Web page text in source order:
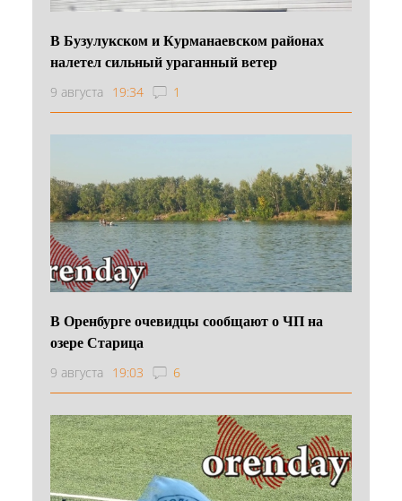
В Бузулукском и Курманаевском районах
налетел сильный ураганный ветер
9 августа 19:34 1
В Оренбурге очевидцы сообщают о ЧП на
озере Старица
9 августа 19:03 6